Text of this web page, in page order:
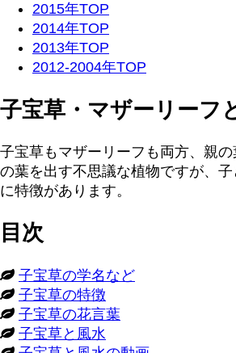
2015年TOP
2014年TOP
2013年TOP
2012-2004年TOP
子宝草・マザーリーフ
子宝草もマザーリーフも両方、親
の葉を出す不思議な植物ですが、
に特徴があります。
目次
子宝草の学名など
子宝草の特徴
子宝草の花言葉
子宝草と風水